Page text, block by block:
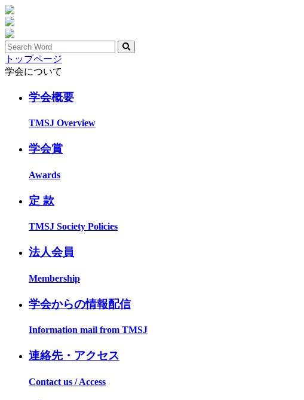
トップページ
学会について
学会概要
TMSJ Overview
学会賞
Awards
定 款
TMSJ Society Policies
法人会員
Membership
学会からの情報配信
Information mail from TMSJ
連絡先・アクセス
Contact us / Access